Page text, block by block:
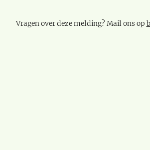
Vragen over deze melding? Mail ons op